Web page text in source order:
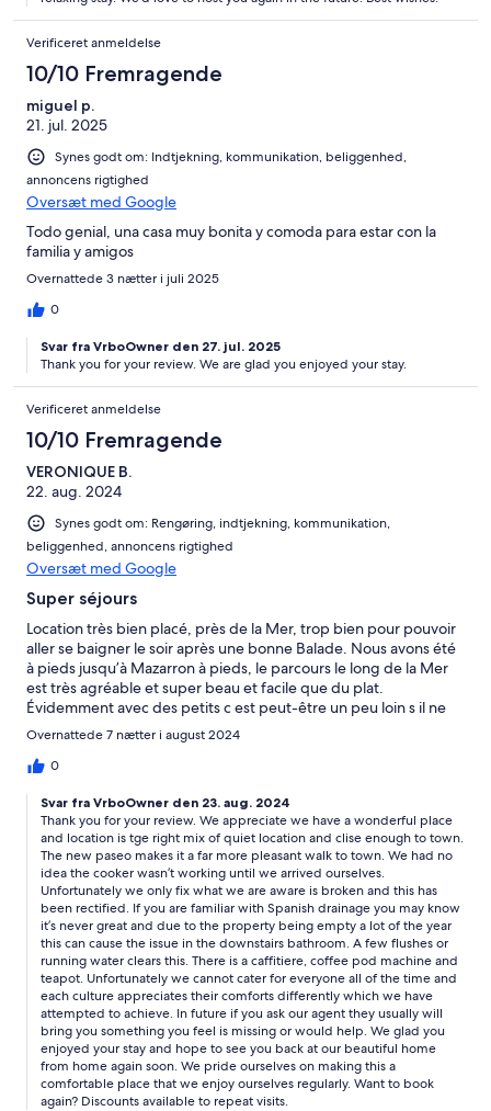
Verificeret anmeldelse
10/10 Fremragende
miguel p.
21. jul. 2025
Synes godt om: Indtjekning, kommunikation, beliggenhed,
annoncens rigtighed
Oversæt med Google
Todo genial, una casa muy bonita y comoda para estar con la
familia y amigos
Overnattede 3 nætter i juli 2025
0
Svar fra VrboOwner den 27. jul. 2025
Thank you for your review. We are glad you enjoyed your stay.
Verificeret anmeldelse
10/10 Fremragende
VERONIQUE B.
22. aug. 2024
Synes godt om: Rengøring, indtjekning, kommunikation,
beliggenhed, annoncens rigtighed
Oversæt med Google
Super séjours
Location très bien placé, près de la Mer, trop bien pour pouvoir
aller se baigner le soir après une bonne Balade. Nous avons été
à pieds jusqu’à Mazarron à pieds, le parcours le long de la Mer
est très agréable et super beau et facile que du plat.
Évidemment avec des petits c est peut-être un peu loin s il ne
marche pas beaucoup mais en voiture en 5/10 minutes vous y
êtes. Vraiment de jolies si vous aimez la Mer, un côté rocheux et l
autre sable. La location est super bien placée et très
Tout le confort, avec à l arrivée l accueil de Gary très
sympathique. Je recommande. Seule petit bémol, une odeur
dans les toilettes en bas vraiment très désagréable. Un petit
manque de ménage mais rien de grave. Par contre, peut-être
rajouter quelques petites choses dans la location serait le
bienvenu. Une Cafetière autre qu une expresso pour le le petit
déjeuner parce que pour ceux qui prennent un bon café au lait
ou un grand café c est un peu juste mais c est mon idée. ( des
bols) et le four ne fonctionnait pas. Mais ça n a pas empêcher d
avoir passé de super vacances dans cette super Villa. Merci à
Vicki
Overnattede 7 nætter i august 2024
0
Svar fra VrboOwner den 23. aug. 2024
Thank you for your review. We appreciate we have a wonderful place
and location is tge right mix of quiet location and clise enough to town.
The new paseo makes it a far more pleasant walk to town. We had no
idea the cooker wasn’t working until we arrived ourselves.
Unfortunately we only fix what we are aware is broken and this has
been rectified. If you are familiar with Spanish drainage you may know
it’s never great and due to the property being empty a lot of the year
this can cause the issue in the downstairs bathroom. A few flushes or
running water clears this. There is a caffitiere, coffee pod machine and
teapot. Unfortunately we cannot cater for everyone all of the time and
each culture appreciates their comforts differently which we have
attempted to achieve. In future if you ask our agent they usually will
bring you something you feel is missing or would help. We glad you
enjoyed your stay and hope to see you back at our beautiful home
from home again soon. We pride ourselves on making this a
comfortable place that we enjoy ourselves regularly. Want to book
again? Discounts available to repeat visits.